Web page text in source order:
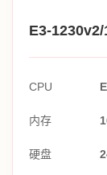
E3-
CPU
内存
硬盘